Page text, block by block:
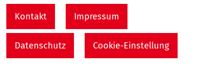
Kontakt Impressum
Datenschutz Cookie-Einstellung